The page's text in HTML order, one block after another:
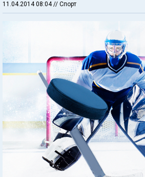
11.04.2014 08:04// Спорт